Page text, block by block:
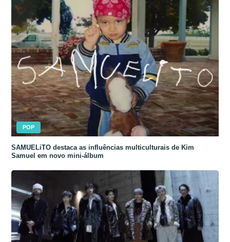
POP
SAMUELiTO destaca as influências multiculturais de Kim
Samuel em novo mini-álbum